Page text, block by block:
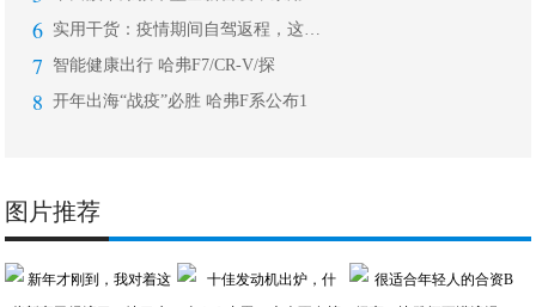
6 实用干货：疫情期间自驾返程，这些细节
7 智能健康出行 哈弗F7/CR-V/探
8 开年出海“战疫”必胜 哈弗F系公布1
图片推荐